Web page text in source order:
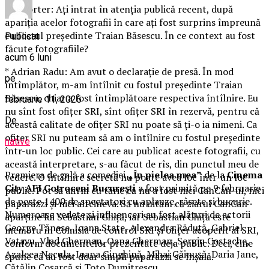
* Reporter: Aţi intrat în atenţia publică recent, după
apariţia acelor fotografii în care aţi fost surprins împreună
cu fostul preşedinte Traian Băsescu. În ce context au fost
făcute fotografiile?
* Adrian Radu: Am avut o declaraţie de presă. În mod
întîmplător, m-am întîlnit cu fostul preşedinte Traian
Băsescu, chiar a fost întîmplătoare respectiva întîlnire. Eu
nu sînt fost ofiţer SRI, sînt ofiţer SRI în rezervă, pentru că
această calitate de ofiţer SRI nu poate să ţi-o ia nimeni. Ca
ofiţer SRI nu puteam să am o întîlnire cu fostul preşedinte
într-un loc public. Cei care au publicat aceste fotografii, cu
această interpretare, s-au făcut de rîs, din punctul meu de
vedere. O întîlnire secretă nu poate avea loc într-un loc
public. Pot să afirm cu tărie că nu a fost nici CanCan-ul, nici
paparazzi şi nici altcineva. Să nu uităm că ziarul CanCan
aparţine lui Sebastian Ghiţă, iar Sebastian Ghiţă este
membru în Comisia de control SRI şi ofiţer acoperit al SRI,
conform documentelor prezentate deja public. Deci, cine
spune că au fost doar simpli paparazzi se înşală.
Publicat
acum 6 luni
pe
februarie 11, 2026
De
native
Premiera de gală a comediei„În pielea mea”de laCinema
City AFI Cotroceni București a fost primită pe 9 februarie
de peste 1400 de spectatori cu aplauze, râsete și bucurie.
Numeroase vedete și influenceri au fost alături de actorii
George Tănase, Ioana State, Alexandra Răduță, Gabriel
Vatavu, Vlad Gherman, Oana Gherman, Sergiu Costache,
Azaleea Necula, Ioana Ginghină, Mihai Găinușă, Daria Jane,